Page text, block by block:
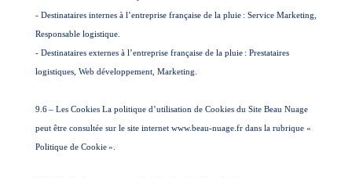
- Destinataires internes à l’entreprise française de la pluie : Service Marketing,
Responsable logistique.
- Destinataires externes à l’entreprise française de la pluie : Prestataires
logistiques, Web développement, Marketing.
9.6– Les Cookies La politique d’utilisation de Cookies du Site Beau Nuage
peut être consultée sur le site internet www.beau-nuage.fr dans la rubrique «
Politique de Cookie».